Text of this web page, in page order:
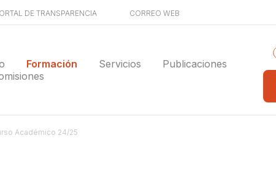
DE TRANSPARENCIA CORREO WEB
Formación Servicios
Publicaciones
Académico 24/25